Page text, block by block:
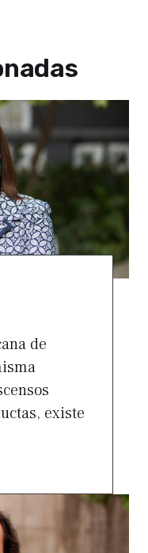
de
existe